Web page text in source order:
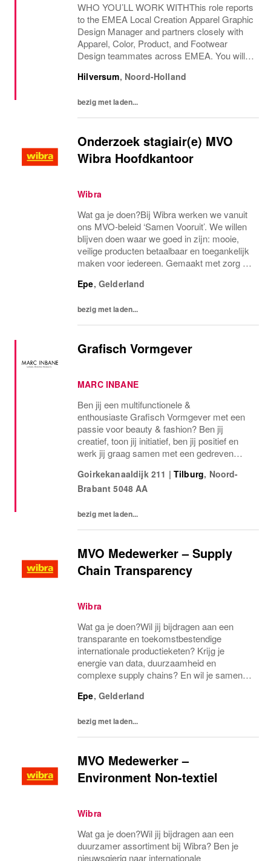
WHO YOU’LL WORK WITHThis role reports
to the EMEA Local Creation Apparel Graphic
Design Manager and partners closely with
Apparel, Color, Product, and Footwear
Design teammates across EMEA. You will
Management and Development teams, as
Hilversum, Noord-Holland
bezig met laden...
Onderzoek stagiair(e) MVO
Wibra Hoofdkantoor
Wibra
Wat ga je doen?Bij Wibra werken we vanuit
ons MVO-beleid ‘Samen Vooruit’. We willen
blijven doen waar we goed in zijn: mooie,
veilige producten betaalbaar en toegankelijk
maken voor iedereen. Gemaakt met zorg en
afdeling MVO & Kwaliteit bestaat uit zes...
Epe, Gelderland
bezig met laden...
Grafisch Vormgever
MARC INBANE
Ben jij een multifunctionele &
enthousiaste Grafisch Vormgever met een
passie voor beauty & fashion? Ben jij
creatief, toon jij initiatief, ben jij positief en
werk jij graag samen met een gedreven
Goirkekanaaldijk 211 | Tilburg, Noord-
Brabant 5048 AA
bezig met laden...
MVO Medewerker – Supply
Chain Transparency
Wibra
Wat ga je doen?Wil jij bijdragen aan een
transparante en toekomstbestendige
internationale productieketen? Krijg je
energie van data, duurzaamheid en
complexe supply chains? En wil je samen
bouwen aan volledige ketentransparantie?
Epe, Gelderland
bezig met laden...
MVO Medewerker –
Environment Non-textiel
Wibra
Wat ga je doen?Wil jij bijdragen aan een
duurzamer assortiment bij Wibra? Ben je
nieuwsgierig naar internationale